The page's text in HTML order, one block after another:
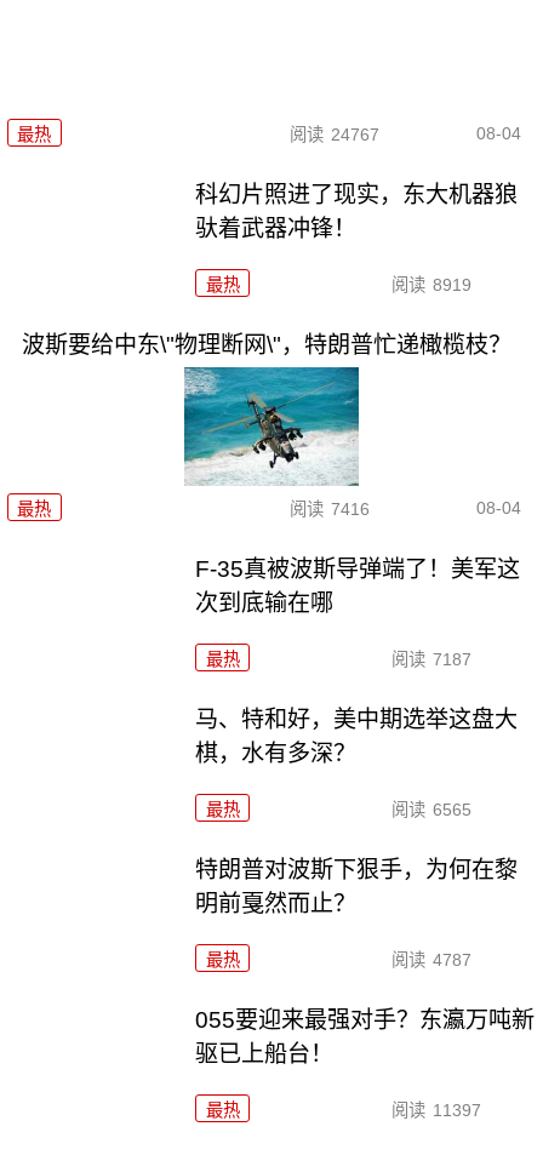
最热 阅读 24767 08-04
科幻片照进了现实，东大机器狼
驮着武器冲锋！
最热 阅读 8919
波斯要给中东\"物理断网\"，特朗普忙递橄榄枝？
最热 阅读 7416 08-04
F-35真被波斯导弹端了！美军这
次到底输在哪
最热 阅读 7187
马、特和好，美中期选举这盘大
棋，水有多深？
最热 阅读 6565
特朗普对波斯下狠手，为何在黎
明前戛然而止？
最热 阅读 4787
055要迎来最强对手？东瀛万吨新
驱已上船台！
最热 阅读 11397